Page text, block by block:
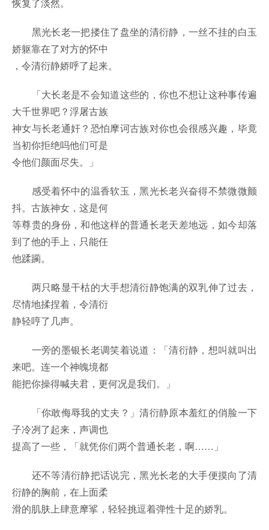
恢复了淡然。
黑光长老一把搂住了盘坐的清衍静，一丝不挂的白玉
娇躯靠在了对方的怀中
，令清衍静娇呼了起来。
「大长老是不会知道这些的，你也不想让这种事传遍
大千世界吧？浮屠古族
神女与长老通奸？恐怕摩诃古族对你也会很感兴趣，毕竟
当初你拒绝吗他们可是
令他们颜面尽失。」
感受着怀中的温香软玉，黑光长老兴奋得不禁微微颤
抖。古族神女，这是何
等尊贵的身份，和他这样的普通长老天差地远，如今却落
到了他的手上，只能任
他蹂躏。
两只略显干枯的大手想清衍静饱满的双乳伸了过去，
尽情地揉捏着，令清衍
静轻哼了几声。
一旁的墨银长老调笑着说道：「清衍静，想叫就叫出
来吧。连一个神魄境都
能把你操得喊夫君，更何况是我们。」
「你敢侮辱我的丈夫？」清衍静原本羞红的俏脸一下
子冷冽了起来，声调也
提高了一些，「就凭你们两个普通长老，啊……」
还不等清衍静把话说完，黑光长老的大手便摸向了清
衍静的胸前，在上面柔
滑的肌肤上肆意摩挲，轻轻挑逗着弹性十足的娇乳。